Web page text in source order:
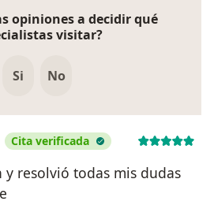
opiniones a decidir qué
visitar?
Si No
Cita verificada
y resolvió todas mis dudas